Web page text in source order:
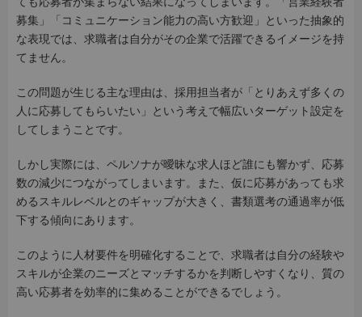
募集」「コミュニケーション能力の高い方歓迎」といった抽象的
な表現では、求職者は自分がその企業で活躍できるイメージを持
てません。
この問題が生じる主な理由は、採用担当者が「とりあえず多くの
人に応募してもらいたい」という考えで幅広いターゲット設定を
してしまうことです。
しかし実際には、ペルソナが曖昧な求人ほど誰にも響かず、応募
数の減少につながってしまいます。また、仮に応募があっても求
めるスキルレベルとのギャップが大きく、書類選考の通過率が低
下する傾向にあります。
このように人材要件を明確化することで、求職者は自分の経験や
スキルが企業のニーズとマッチするかを判断しやすくなり、質の
高い応募者を効率的に集めることができるでしょう。